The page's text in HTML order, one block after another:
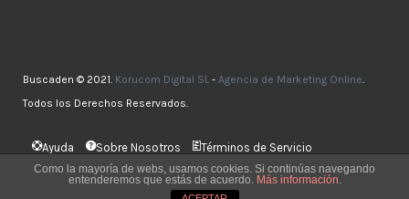
Buscaden © 2021. Korucom Digital SL- Agencia de Marketing Online.
Todos los Derechos Reservados.
Ayuda Sobre Nosotros
Términos de Servicio
Política de cookies
Como la mayoría de webs, usamos cookies. Si continúas navegando
entenderemos que estás de acuerdo. Más información.